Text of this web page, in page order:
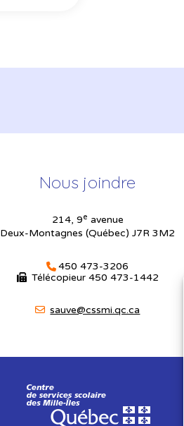
Nous joindre
214, 9e avenue
Deux-Montagnes (Québec) J7R 3M2
450 473-3206
Télécopieur 450 473-1442
sauve@cssmi.qc.ca